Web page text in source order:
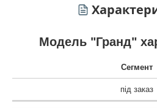
Модель "Гранд"
Сегмент
під заказ